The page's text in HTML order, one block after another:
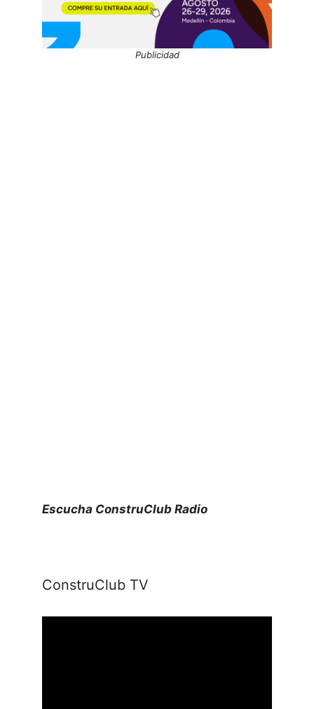
Publicidad
Escucha ConstruClub Radio
ConstruClub TV